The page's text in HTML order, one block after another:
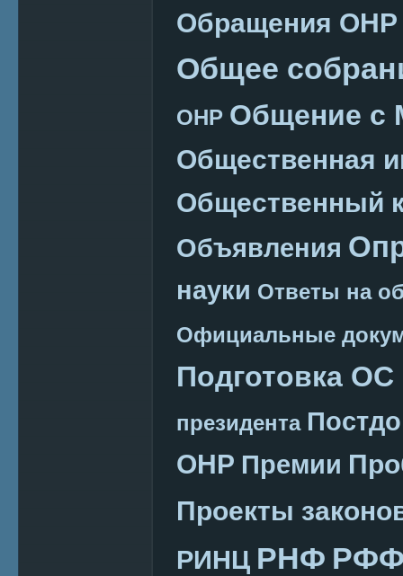
Обращения ОНР
Общее
ОНР Общение с
Общественная
Общественный
Объявления
науки Ответы на
Официальные
Подготовка
президента
ОНР Премии
Проекты
РИНЦ РНФ